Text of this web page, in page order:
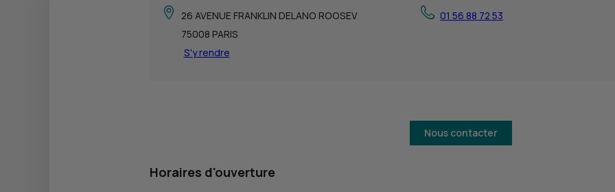
26 AVENUE FRANKLIN DELANO ROOSEV
75008 PARIS
S'y rendre
01 56 88 72 53
Nous contacter
Horaires d'ouverture